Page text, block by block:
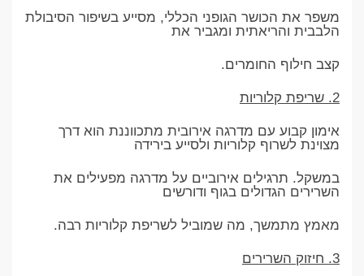
משפר את הכושר הגופני הכללי, מסייע בשיפור הסיבולת
הלבבית והריאתית ומגביר את
קצב חילוף החומרים.
2. שריפת קלוריות
אימון קבוע עם מדרגה אירובית מתכווננת הוא דרך
מצוינת לשרוף קלוריות ולסייע בירידה
במשקל. תרגילים אירוביים על מדרגה מפעילים את
השרירים הגדולים בגוף ודורשים
מאמץ מתמשך, מה שמוביל לשריפת קלוריות רבה.
3. חיזוק השרירים